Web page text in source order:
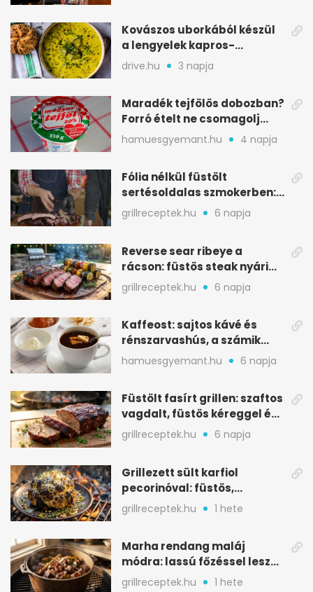
Kovászos uborkából készül
a lengyelek kapros-
savanykás levese
drive.hu 3 napja
Maradék tejfölös dobozban?
Forró ételt ne csomagolj
ilyen tégelybe
hamuesgyemant.hu 4 napja
Fólia nélkül füstölt
sertésoldalas szmokerben:
ropogós bark, 6 óra
grillreceptek.hu 6 napja
Reverse sear ribeye a
rácson: füstös steak nyári
tökkebabbal
grillreceptek.hu 6 napja
Kaffeost: sajtos kávé és
rénszarvashús, a számik
melegítő itala
hamuesgyemant.hu 6 napja
Füstölt fasírt grillen: szaftos
vagdalt, füstös kéreggel és
BBQ mázzal
grillreceptek.hu 6 napja
Grillezett sült karfiol
pecorinóval: füstös,
karamellizált nyári kedvenc
grillreceptek.hu 1 hete
Marha rendang maláj
módra: lassú főzéssel lesz
igazán szaftos
grillreceptek.hu 1 hete